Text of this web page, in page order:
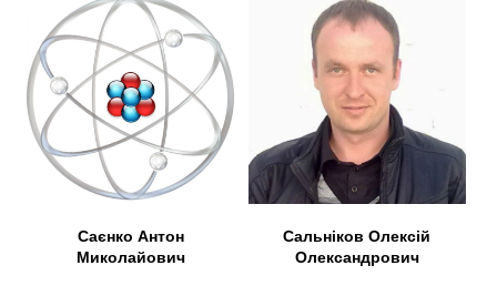
Саєнко Антон
Миколайович
Сальніков Олексій
Олександрович